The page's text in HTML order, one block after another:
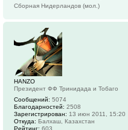
Сборная Нидерландов (мол.)
HANZO
Президент ФФ Тринидада и Тобаго
Сообщений: 5074
Благодарностей: 2508
Зарегистрирован: 13 июн 2011, 15:20
Откуда: Балхаш, Казахстан
Рейтинг: 603